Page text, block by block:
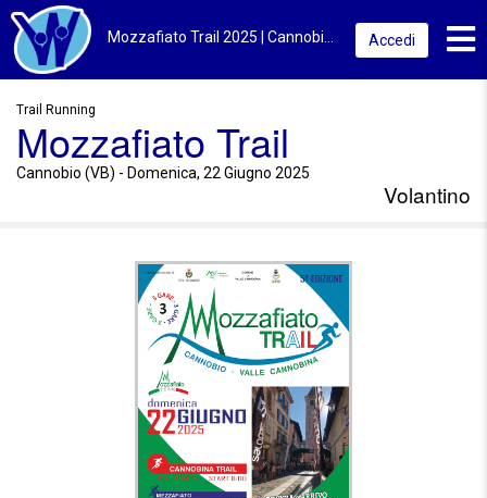
Accedi
Trail Running
Mozzafiato Trail
Cannobio (VB) - Domenica, 22 Giugno 2025
Volantino